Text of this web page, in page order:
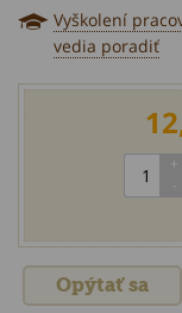
Vyškolení
vedia poradiť
Opýtať sa